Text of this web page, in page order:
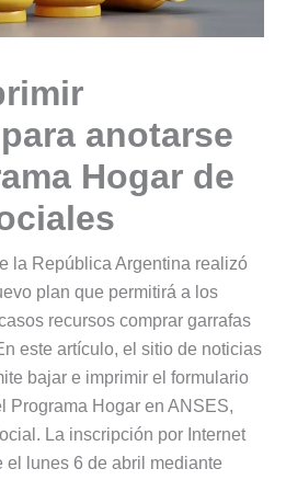
anotarse
Hogar de
la República Argentina realizó
plan que permitirá a los
recursos comprar garrafas
este artículo, el sitio de noticias
bajar e imprimir el formulario
Programa Hogar en ANSES,
La inscripción por Internet
lunes 6 de abril mediante